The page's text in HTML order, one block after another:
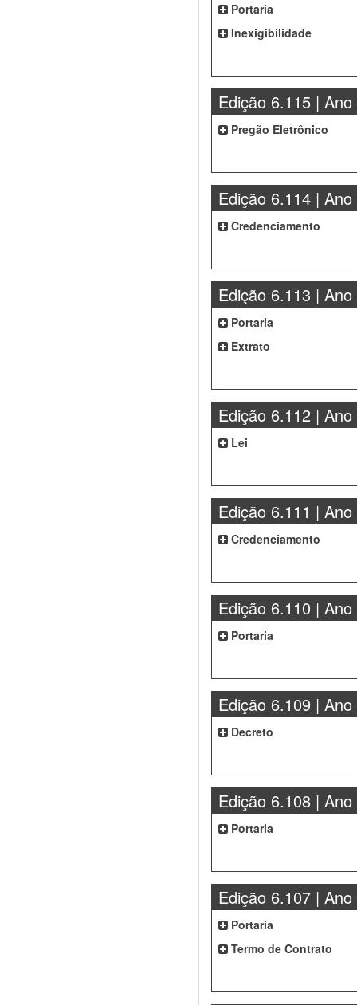
Portaria
Inexigibilidade
Edição 6.115 | Ano
Pregão Eletrônico
Edição 6.114 | Ano
Credenciamento
Edição 6.113 | Ano
Portaria
Extrato
Edição 6.112 | Ano
Lei
Edição 6.111 | Ano
Credenciamento
Edição 6.110 | Ano
Portaria
Edição 6.109 | Ano
Decreto
Edição 6.108 | Ano
Portaria
Edição 6.107 | Ano
Portaria
Termo de Contrato